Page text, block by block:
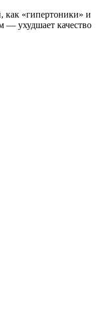
как «гипертоники» и
— ухудшает качество